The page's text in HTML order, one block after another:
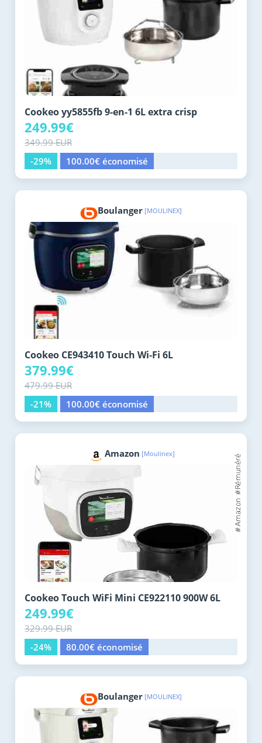
Cookeo yy5855fb 9-en-1 6L extra crisp
249.99€
349.99 EUR
-29%
100.00€ économisé
Boulanger [MOULINEX]
Cookeo CE943410 Touch Wi‑Fi 6L
379.99€
479.99 EUR
-21%
100.00€ économisé
Amazon [Moulinex]
Cookeo Touch WiFi Mini CE922110 900W 6L
249.99€
329.99 EUR
-24%
80.00€ économisé
Boulanger [MOULINEX]